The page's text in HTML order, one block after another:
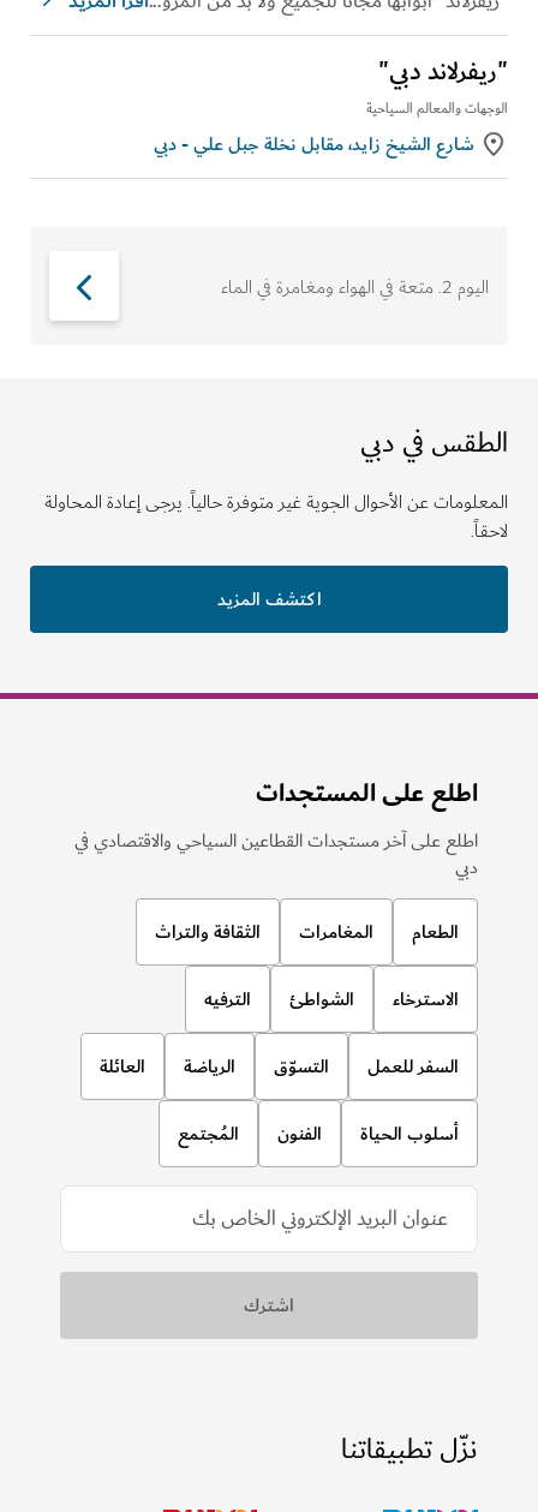
"ريفرلاند دبي"
الوجهات والمعالم السياحية
شارع الشيخ زايد، مقابل نخلة جبل علي - دبي
اليوم 2 .متعة في الهواء ومغامرة في الماء
الطقس في دبي
المعلومات عن الأحوال الجوية غير متوفرة حالياً. يرجى إعادة المحاولة
لاحقاً.
اكتشف المزيد
اطلع على المستجدات
اطلع على آخر مستجدات القطاعين السياحي والاقتصادي في
دبي
الطعام المغامرات الثقافة والتراث
الاسترخاء الشواطئ الترفيه
السفر للعمل التسوّق الرياضة العائلة
أسلوب الحياة الفنون المُجتمع
نزّل تطبيقاتنا